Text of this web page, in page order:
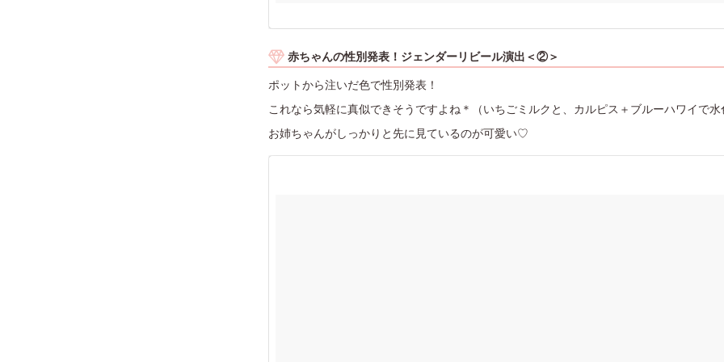
赤ちゃんの性別発表！ジェンダーリビール演出＜②＞
ポットから注いだ色で性別発表！
これなら気軽に真似できそうですよね＊（いちごミルクと、カルピス＋ブルーハワイで水
お姉ちゃんがしっかりと先に見ているのが可愛い♡